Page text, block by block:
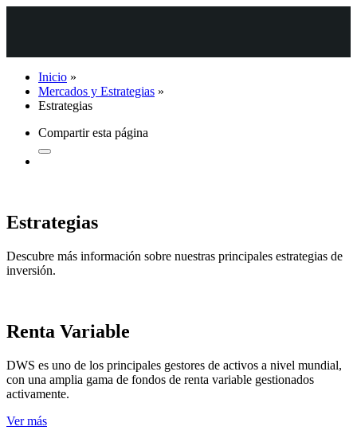
Inicio »
Mercados y Estrategias »
Estrategias
Compartir esta página
Estrategias
Descubre más información sobre nuestras principales estrategias de
inversión.
Renta Variable
DWS es uno de los principales gestores de activos a nivel mundial,
con una amplia gama de fondos de renta variable gestionados
activamente.
Ver más